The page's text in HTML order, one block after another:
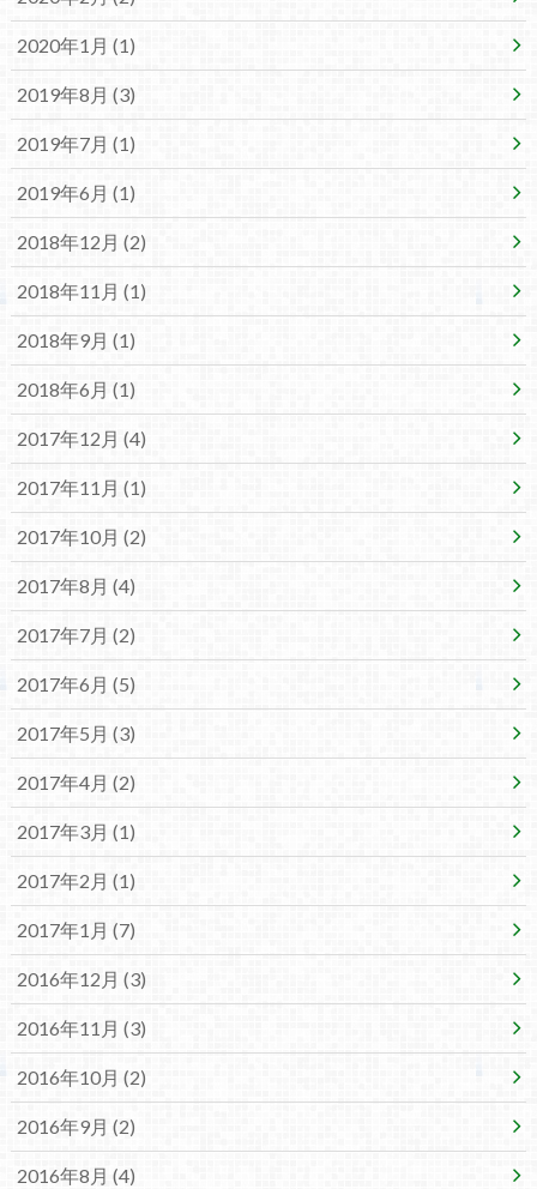
2020年1月 (1)
2019年8月 (3)
2019年7月 (1)
2019年6月 (1)
2018年12月 (2)
2018年11月 (1)
2018年9月 (1)
2018年6月 (1)
2017年12月 (4)
2017年11月 (1)
2017年10月 (2)
2017年8月 (4)
2017年7月 (2)
2017年6月 (5)
2017年5月 (3)
2017年4月 (2)
2017年3月 (1)
2017年2月 (1)
2017年1月 (7)
2016年12月 (3)
2016年11月 (3)
2016年10月 (2)
2016年9月 (2)
2016年8月 (4)